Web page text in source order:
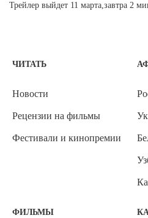
Трейлер выйдет 11 марта,завтра 2
ЧИТАТЬ
Новости
Рецензии на фильмы
Фестивали и кинопремии
ФИЛЬМЫ